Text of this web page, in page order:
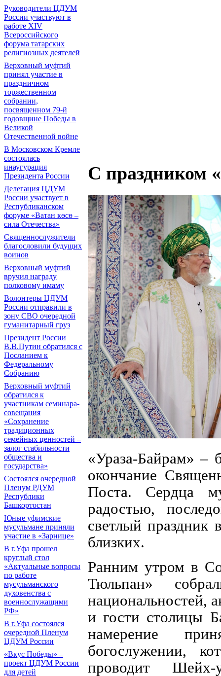
Руководители ЦДУМ
России участвуют в
работе XIV
Всероссийского
форума татарских
религиозных деятелей
Верховный муфтий
принял участие в
праздничном
торжественном
собрании,
посвященном 79-й
годовщине Победы в
Великой
Отечественной войне
В Московском Кремле
состоялась
инаугурация
Президента России
Делегация ЦДУМ
России участвует в
Республиканском
форуме «Ватан көсө –
сила Отечества»
Священнослужители
благословили будущих
воинов
Верховный муфтий
вручил награду
полковому имаму
Волонтеры ЦДУМ
России отправили в
зону СВО очередной
гуманитарный груз
Президент России
В.В.Путин обратился с
Посланием к
Федеральному
Собранию
Верховный муфтий
обратился к
участникам семинара-
совещания
«Сохранение
традиционных
семейных ценностей –
залог стабильности
общества и
государства»
Состоялся очередной
Пленум РДУМ
Республики
Башкортостан
Юные уфимские
мусульмане приняли
участие в «Зарнице»
В г.Уфа прошел
круглый стол
«Актуальные вопросы
по работе
мусульманского
духовенства с
военнослужащими
РФ»
В г.Уфа состоялся
очередной Пленум
ЦДУМ России
«Вкус Победы» –
проект ЦДУМ России
для детей
С праздником
«Ураза-Байрам» –
окончание
Поста. Сердца
радостью,
светлый
близких.
Ранним утром в
Тюльпан»
национальностей,
и гости столицы
намерение
богослужении,
проводит Шейх-